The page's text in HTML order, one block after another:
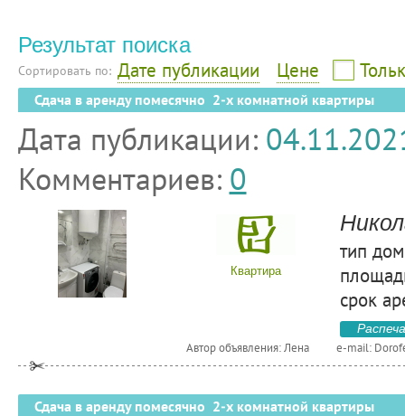
Результат поиска
Сортировать по: Дате публикации Цене
Сдача в аренду помесячно 2-х комнатной квартиры
Дата публикации:
Комментариев: 0
Квартира
тип
срок
Автор объявления: Лена e-mail:
Сдача в аренду помесячно 2-х комнатной квартиры